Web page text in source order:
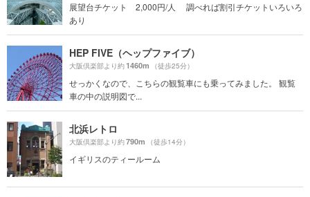
展望台チケット 2,000円/人 調べれば割引チケットいろいろ
あり
HEP FIVE（ヘップファイブ）
大阪倶楽部より約1460m （徒歩25分）
せっかくなので、こちらの観覧車にも乗ってみました。 観覧
車の中の説明図で...
北浜レトロ
大阪倶楽部より約790m （徒歩14分）
イギリスのティールーム